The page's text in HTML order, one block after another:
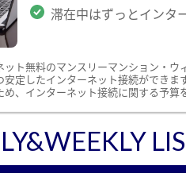
滞在中はずっとインタ
ット無料のマンスリーマンション・
安定したインターネット接続ができ
、インターネット接続に関する予算